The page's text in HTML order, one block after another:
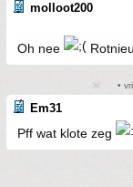
molloot200
Oh nee
•
Em31
Pff wat klote zeg